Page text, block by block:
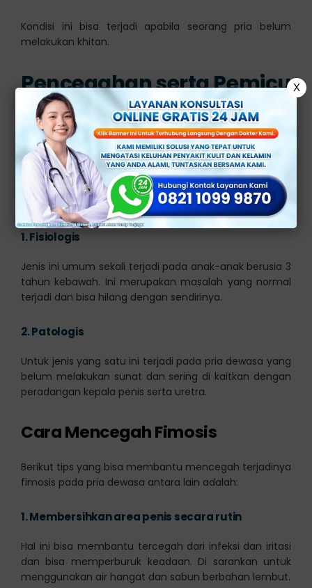
Kondisi ini bisa terjadi apabila seorang pria belum
melakukan khitan.
Pencegahan serta Pemicu
Penyakit Fimosis
Kulup yang menempel pada kepala penis bisa di
bedakan berdasarkan kondisinya. Terbagi menjadi 2
jenis, yakni fisiologis dan patologis berikut
penjelasannya
1.Fisiologis
Jenis ini umum sekali terjadi pada anak-anak berusia 3
tahun kebawah. Ini merupakan masalah yang normal
terjadi dan bisa hilang dengan sendirinya.
2.Patologis
Untuk jenis yang satu ini terjadi pada pria dewasa yang
belum melakukan sunat dan sering di kaitkan dengan
peradangan kepala penis serta uretra.
Cara Mencegah Fimosis
Berikut tips yang bisa membantu mencegah terjadinya
fimosis pada pria dewasa antara lain adalah:
1.Membersihkan area penis secara rutin
Hal ini bisa membantu tercegah dari infeksi dan iritasi
dan bisa memperburuk keadaan. Di sarankan untuk
menggunakan air hangat dan sabun berbahan lembut.
X